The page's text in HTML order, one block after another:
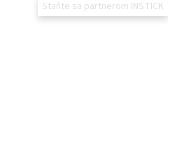
Staňte sa partnerom INSTICK